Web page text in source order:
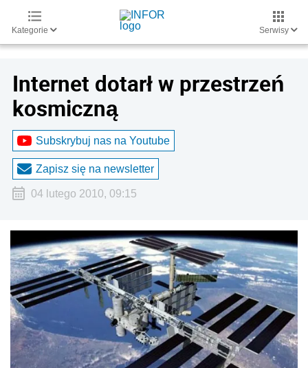
Kategorie Serwisy
Internet dotarł w przestrzeń
kosmiczną
Subskrybuj nas na Youtube
Zapisz się na newsletter
04 lutego 2010, 09:15